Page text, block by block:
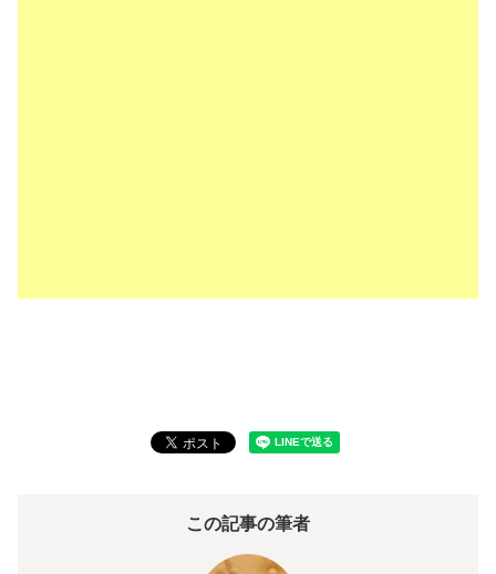
この記事の筆者